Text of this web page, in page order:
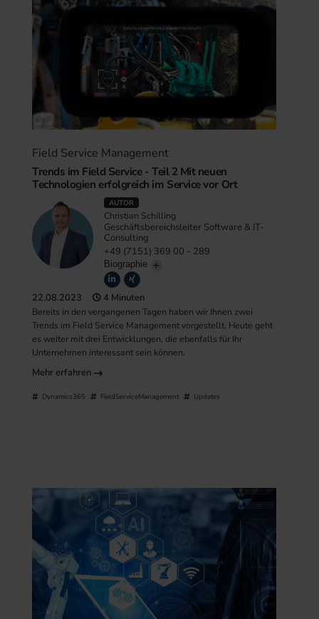
Field Service Management
Trends im Field Service - Teil 2 Mit neuen
Technologien erfolgreich im Service vor Ort
AUTOR
Christian Schilling
Geschäftsbereichsleiter Software & IT-
Consulting
+49 (7151) 369 00 - 289
Biographie
22.08.2023 4 Minuten
Bereits in den vergangenen Tagen haben wir Ihnen zwei
Trends im Field Service Management vorgestellt. Heute geht
es weiter mit drei Entwicklungen, die ebenfalls für Ihr
Unternehmen interessant sein können.
Mehr erfahren
Dynamics365 FieldServiceManagement Updates